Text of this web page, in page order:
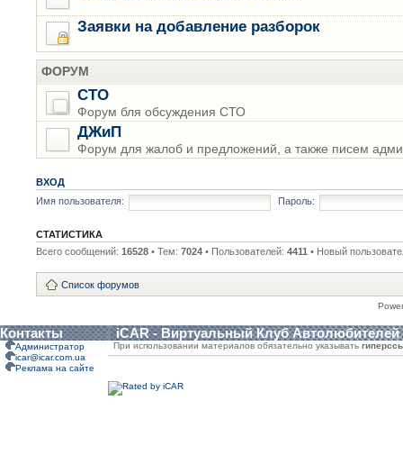
Заявки на добавление разборок
ФОРУМ
СТО
Форум бля обсуждения СТО
ДЖиП
Форум для жалоб и предложений, а также писем
ВХОД
Имя пользователя:
Пароль:
СТАТИСТИКА
Всего сообщений: 16528 • Тем: 7024 • Пользователей: 4411 • Новый
Список форумов
Контакты iCAR - Виртуальный Клуб Автолюбителей
Администратор
icar@icar.com.ua
Реклама на сайте
При использовании материалов обязательно указывать